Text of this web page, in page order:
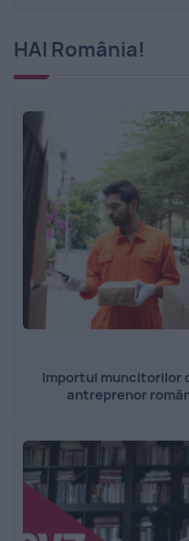
HAI România!
Importul muncitorilor
antreprenor